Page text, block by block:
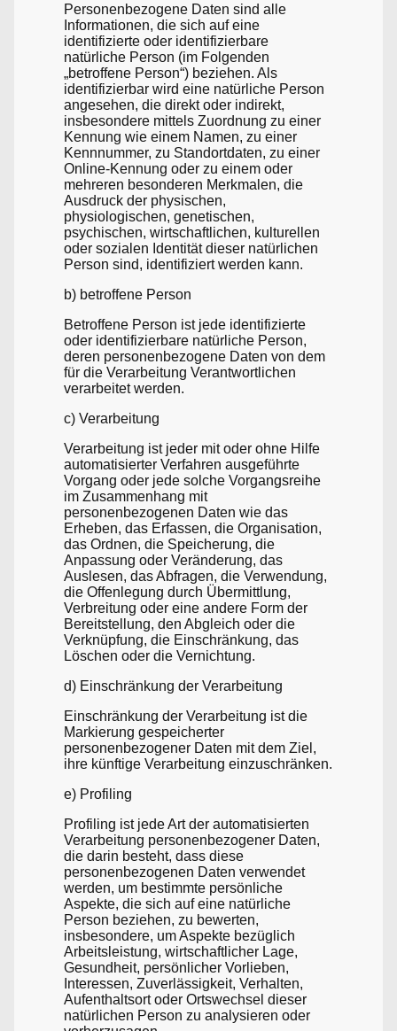
Personenbezogene Daten sind alle
Informationen, die sich auf eine
identifizierte oder identifizierbare
natürliche Person (im Folgenden
„betroffene Person“) beziehen. Als
identifizierbar wird eine natürliche Person
angesehen, die direkt oder indirekt,
insbesondere mittels Zuordnung zu einer
Kennung wie einem Namen, zu einer
Kennnummer, zu Standortdaten, zu einer
Online-Kennung oder zu einem oder
mehreren besonderen Merkmalen, die
Ausdruck der physischen,
physiologischen, genetischen,
psychischen, wirtschaftlichen, kulturellen
oder sozialen Identität dieser natürlichen
Person sind, identifiziert werden kann.
b) betroffene Person
Betroffene Person ist jede identifizierte
oder identifizierbare natürliche Person,
deren personenbezogene Daten von dem
für die Verarbeitung Verantwortlichen
verarbeitet werden.
c) Verarbeitung
Verarbeitung ist jeder mit oder ohne Hilfe
automatisierter Verfahren ausgeführte
Vorgang oder jede solche Vorgangsreihe
im Zusammenhang mit
personenbezogenen Daten wie das
Erheben, das Erfassen, die Organisation,
das Ordnen, die Speicherung, die
Anpassung oder Veränderung, das
Auslesen, das Abfragen, die Verwendung,
die Offenlegung durch Übermittlung,
Verbreitung oder eine andere Form der
Bereitstellung, den Abgleich oder die
Verknüpfung, die Einschränkung, das
Löschen oder die Vernichtung.
d) Einschränkung der Verarbeitung
Einschränkung der Verarbeitung ist die
Markierung gespeicherter
personenbezogener Daten mit dem Ziel,
ihre künftige Verarbeitung einzuschränken.
e) Profiling
Profiling ist jede Art der automatisierten
Verarbeitung personenbezogener Daten,
die darin besteht, dass diese
personenbezogenen Daten verwendet
werden, um bestimmte persönliche
Aspekte, die sich auf eine natürliche
Person beziehen, zu bewerten,
insbesondere, um Aspekte bezüglich
Arbeitsleistung, wirtschaftlicher Lage,
Gesundheit, persönlicher Vorlieben,
Interessen, Zuverlässigkeit, Verhalten,
Aufenthaltsort oder Ortswechsel dieser
natürlichen Person zu analysieren oder